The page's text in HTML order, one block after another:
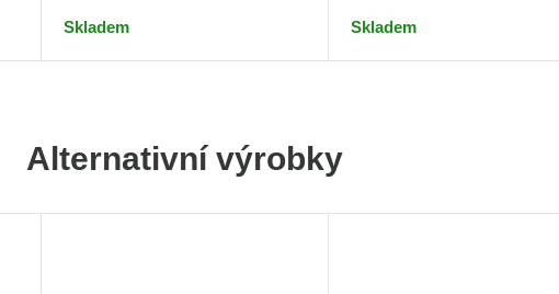
Skladem Skladem
Alternativní výrobky